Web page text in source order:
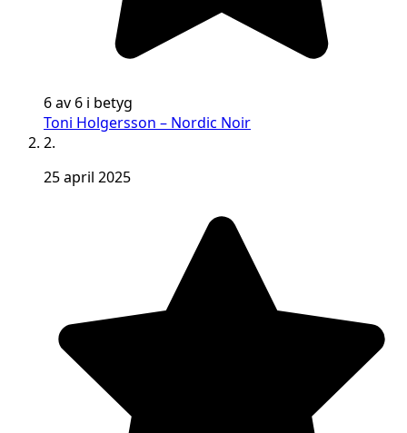
6 av 6 i betyg
Toni Holgersson – Nordic Noir
2.
25 april 2025